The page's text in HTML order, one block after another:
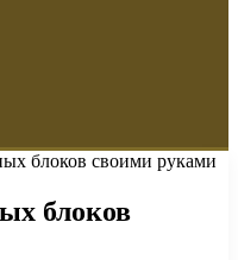
блоков своими руками
блоков